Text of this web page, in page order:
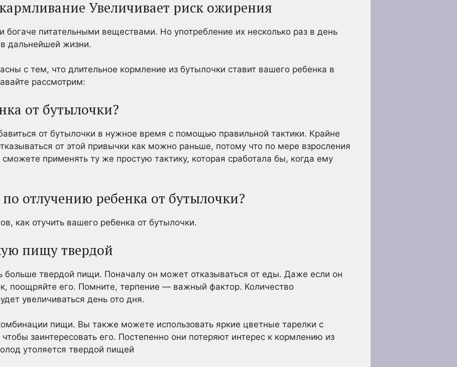
Увеличивает риск ожирения
богаче питательными веществами. Но употребление их несколько раз в день
дальнейшей жизни.
с тем, что длительное кормление из бутылочки ставит вашего ребенка в
рассмотрим:
от бутылочки?
от бутылочки в нужное время с помощью правильной тактики. Крайне
от этой привычки как можно раньше, потому что по мере взросления
применять ту же простую тактику, которая сработала бы, когда ему
отлучению ребенка от бутылочки?
как отучить вашего ребенка от бутылочки.
пищу твердой
больше твердой пищи. Поначалу он может отказываться от еды. Даже если он
поощряйте его. Помните, терпение — важный фактор. Количество
увеличиваться день ото дня.
пищи. Вы также можете использовать яркие цветные тарелки с
заинтересовать его. Постепенно они потеряют интерес к кормлению из
утоляется твердой пищей